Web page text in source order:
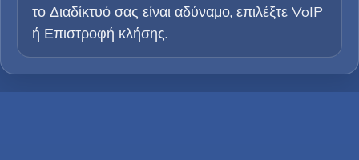
το Διαδίκτυό σας είναι αδύναμο, επιλέξτε VoIP
ή Επιστροφή κλήσης.